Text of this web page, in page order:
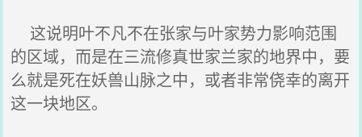
这说明叶不凡不在张家与叶家势力影响范围
的区域，而是在三流修真世家兰家的地界中，要
么就是死在妖兽山脉之中，或者非常侥幸的离开
这一块地区。